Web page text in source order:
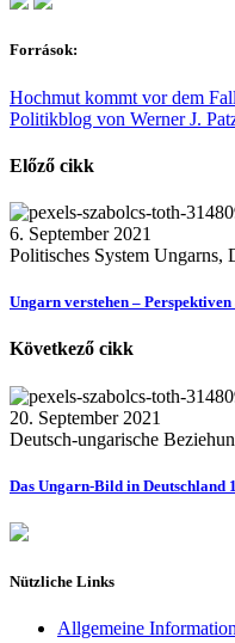
Források:
Hochmut kommt vor dem Fall
Politikblog von Werner J.
Előző cikk
6. September 2021
Politisches System Ungarns,
Ungarn verstehen –
Következő cikk
20. September 2021
Deutsch-ungarische
Das Ungarn-Bild in Deutschland
Nützliche Links
Allgemeine